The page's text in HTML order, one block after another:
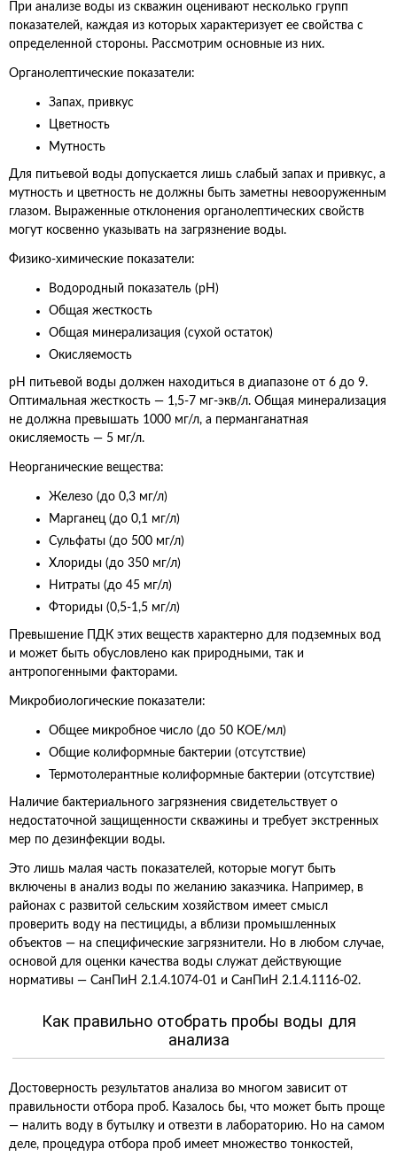
При анализе воды из скважин оценивают несколько групп
показателей, каждая из которых характеризует ее свойства с
определенной стороны. Рассмотрим основные из них.
Органолептические показатели:
Запах, привкус
Цветность
Мутность
Для питьевой воды допускается лишь слабый запах и привкус, а
мутность и цветность не должны быть заметны невооруженным
глазом. Выраженные отклонения органолептических свойств
могут косвенно указывать на загрязнение воды.
Физико-химические показатели:
Водородный показатель (pH)
Общая жесткость
Общая минерализация (сухой остаток)
Окисляемость
pH питьевой воды должен находиться в диапазоне от 6 до 9.
Оптимальная жесткость — 1,5-7 мг-экв/л. Общая минерализация
не должна превышать 1000 мг/л, а перманганатная
окисляемость — 5 мг/л.
Неорганические вещества:
Железо (до 0,3 мг/л)
Марганец (до 0,1 мг/л)
Сульфаты (до 500 мг/л)
Хлориды (до 350 мг/л)
Нитраты (до 45 мг/л)
Фториды (0,5-1,5 мг/л)
Превышение ПДК этих веществ характерно для подземных вод
и может быть обусловлено как природными, так и
антропогенными факторами.
Микробиологические показатели:
Общее микробное число (до 50 КОЕ/мл)
Общие колиформные бактерии (отсутствие)
Термотолерантные колиформные бактерии (отсутствие)
Наличие бактериального загрязнения свидетельствует о
недостаточной защищенности скважины и требует экстренных
мер по дезинфекции воды.
Это лишь малая часть показателей, которые могут быть
включены в анализ воды по желанию заказчика. Например, в
районах с развитой сельским хозяйством имеет смысл
проверить воду на пестициды, а вблизи промышленных
объектов — на специфические загрязнители. Но в любом случае,
основой для оценки качества воды служат действующие
нормативы — СанПиН 2.1.4.1074-01 и СанПиН 2.1.4.1116-02.
Как правильно отобрать пробы воды для
анализа
Достоверность результатов анализа во многом зависит от
правильности отбора проб. Казалось бы, что может быть проще
— налить воду в бутылку и отвезти в лабораторию. Но на самом
деле, процедура отбора проб имеет множество тонкостей,